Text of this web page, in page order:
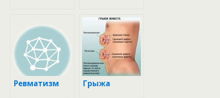
Ревматизм Грыжа